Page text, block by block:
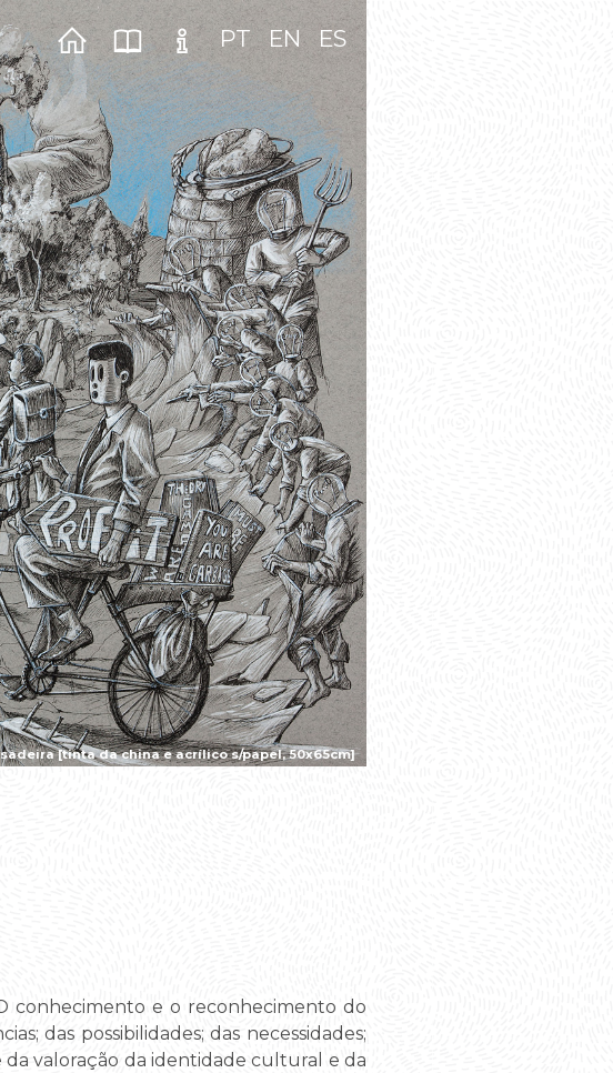
[tinta da china e acrílico s/papel, 50x65cm]
PT EN ES
conhecimento e o reconhecimento do
das possibilidades; das necessidades;
valoração da identidade cultural e da